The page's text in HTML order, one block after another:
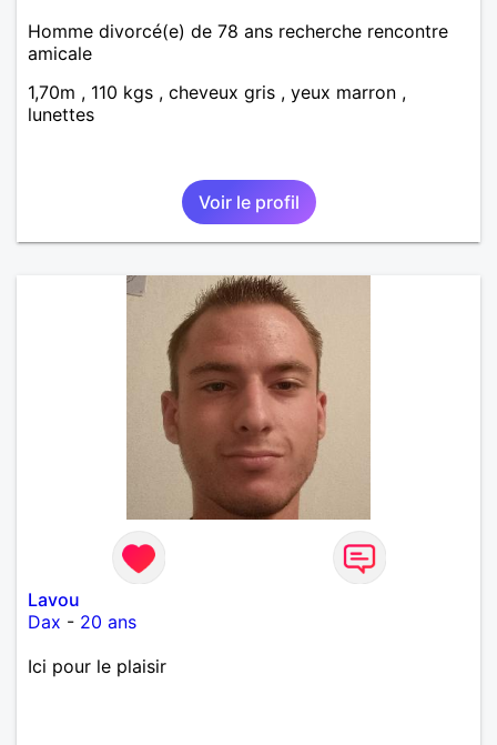
Homme divorcé(e) de 78 ans recherche rencontre
amicale
1,70m , 110 kgs , cheveux gris , yeux marron ,
lunettes
Voir le profil
Lavou
Dax - 20 ans
Ici pour le plaisir